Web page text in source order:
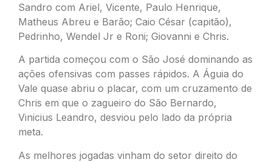
Sandro com Ariel, Vicente, Paulo Henrique,
Matheus Abreu e Barão; Caio César (capitão),
Pedrinho, Wendel Jr e Roni; Giovanni e Chris.
A partida começou com o São José dominando as
ações ofensivas com passes rápidos. A Águia do
Vale quase abriu o placar, com um cruzamento de
Chris em que o zagueiro do São Bernardo,
Vinicius Leandro, desviou pelo lado da própria
meta.
As melhores jogadas vinham do setor direito do